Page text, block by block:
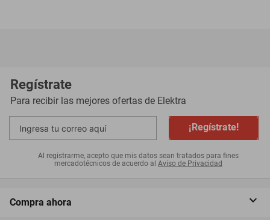
Regístrate
Para recibir las mejores ofertas de Elektra
¡Regístrate!
Al registrarme, acepto que mis datos sean tratados para fines
mercadotécnicos de acuerdo al Aviso de Privacidad
Compra ahora